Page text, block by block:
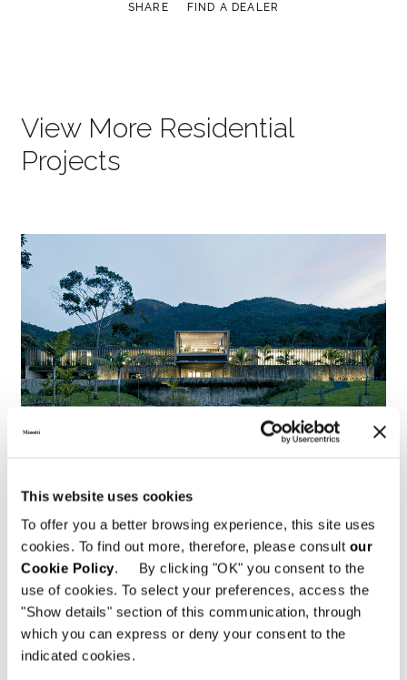
This website uses cookies
To offer you a better browsing experience, this site uses
cookies. To find out more, therefore, please consult our
Cookie Policy. By clicking "OK" you consent to the
use of cookies. To select your preferences, access the
"Show details" section of this communication, through
which you can express or deny your consent to the
indicated cookies.
SHARE FIND A DEALER
View More Residential
Projects
Brasile, Jn House
FIND OUT MORE